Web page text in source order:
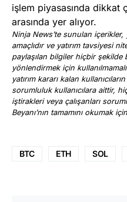
işlem piyasasında dikkat
arasında yer alıyor.
Ninja News’te sunulan
amaçlıdır ve yatırım tavsiyesi
paylaşılan bilgiler hiçbir şekilde
yönlendirmek için
yatırım kararı kalan
sorumluluk kullanıcılara aittir,
iştirakleri veya çalışanları
Beyanı’nın tamamını okumak için
BTC ETH SOL